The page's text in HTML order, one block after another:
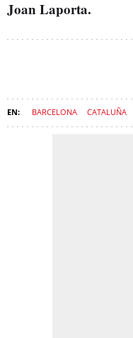
Joan Laporta.
BARCELONA CATALUÑA